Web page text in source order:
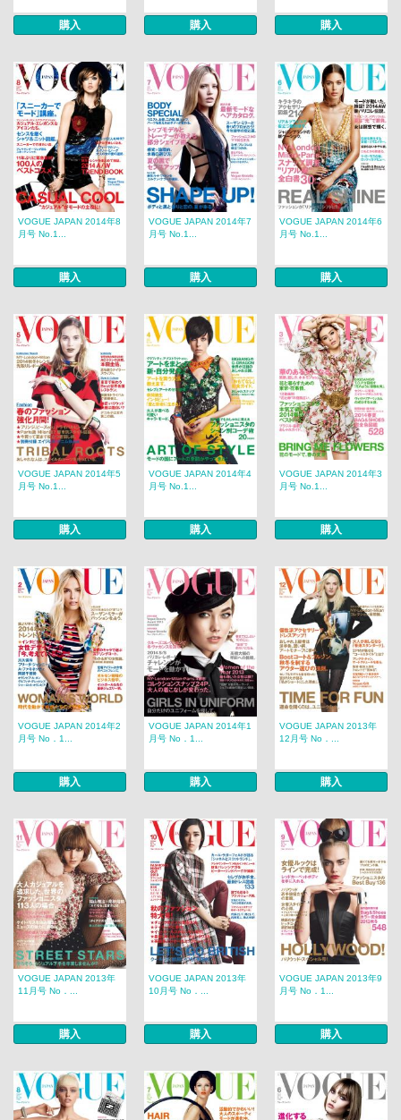
購入 購入 購入
VOGUE JAPAN 2014年8
月号 No.1...
購入
VOGUE JAPAN 2014年7
月号 No.1...
購入
VOGUE JAPAN 2014年6
月号 No.1...
購入
VOGUE JAPAN 2014年5
月号 No.1...
購入
VOGUE JAPAN 2014年4
月号 No.1...
購入
VOGUE JAPAN 2014年3
月号 No.1...
購入
VOGUE JAPAN 2014年2
月号 No．1...
購入
VOGUE JAPAN 2014年1
月号 No．1...
購入
VOGUE JAPAN 2013年
12月号 No．...
購入
VOGUE JAPAN 2013年
11月号 No．...
購入
VOGUE JAPAN 2013年
10月号 No．...
購入
VOGUE JAPAN 2013年9
月号 No．1...
購入